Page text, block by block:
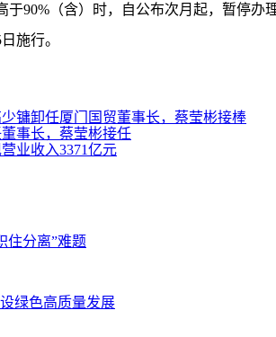
（含）时，自公布次月起，暂停办
施行。
镛卸任厦门国贸董事长，蔡莹彬接棒
事长，蔡莹彬接任
业收入3371亿元
住分离”难题
绿色高质量发展